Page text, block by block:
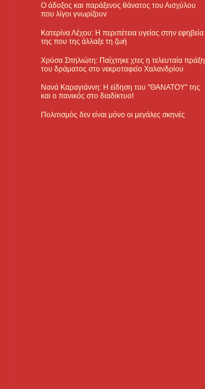
Ο άδοξος και παράξενος θάνατος του Αισχύλου
που λίγοι γνωρίζουν
Κατερίνα Λέχου: Η περιπέτεια υγείας στην εφηβεία
της που της άλλαξε τη ζωή
Χρύσα Σπηλιώτη: Παίχτηκε χτες η τελευταία πράξη
του δράματος στο νεκροταφείο Χαλανδρίου
Νανά Καραγιάννη: Η είδηση του "ΘΑΝΑΤΟΥ" της
και ο πανικός στο διαδίκτυο!
Πολιτισμός δεν είναι μόνο οι μεγάλες σκηνές